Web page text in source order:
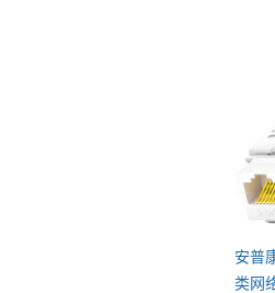
安普
类网